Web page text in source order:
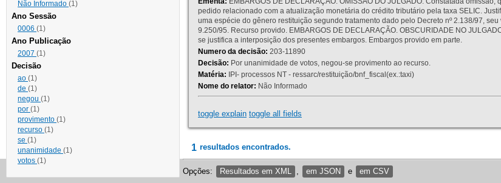
Não Informado (1)
Ano Sessão
0006 (1)
Ano Publicação
2007 (1)
Decisão
ao (1)
de (1)
negou (1)
por (1)
provimento (1)
recurso (1)
se (1)
unanimidade (1)
votos (1)
pedido relacionado com a atualização monetária do crédito tributário pela taxa SELIC.
uma espécie do gênero restituição segundo tratamento dado pelo Decreto nº 2.138/97,
9.250/95. Recurso provido. EMBARGOS DE DECLARAÇÃO. OBSCURIDADE NO
se justifica a interposição dos presentes embargos. Embargos provido em parte.
Numero da decisão: 203-11890
Decisão: Por unanimidade de votos, negou-se provimento ao recurso.
Matéria: IPI- processos NT - ressarc/restituição/bnf_fiscal(ex.:taxi)
Nome do relator: Não Informado
toggle explain toggle all fields
1 resultados encontrados.
Opções: Resultados em XML em JSON e em CSV